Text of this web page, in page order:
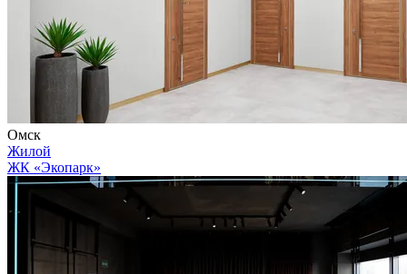
Омск
Жилой
ЖК «Экопарк»